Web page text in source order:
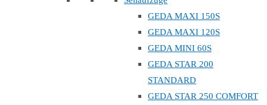
GEDA MAXI 150S
GEDA MAXI 120S
GEDA MINI 60S
GEDA STAR 200
STANDARD
GEDA STAR 250 COMFORT